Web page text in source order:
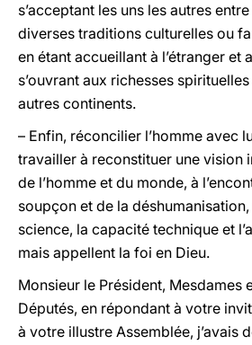
s’acceptant les uns les autres
diverses traditions culturelles ou
en étant accueillant à l’étranger et
s’ouvrant aux richesses
autres continents.
– Enfin, réconcilier l’homme avec
travailler à reconstituer une vision
de l’homme et du monde, à
soupçon et de la
science, la capacité technique et
mais appellent la foi en Dieu.
Monsieur le Président, Mesdames
Députés, en répondant à votre
à votre illustre Assemblée, j’avais